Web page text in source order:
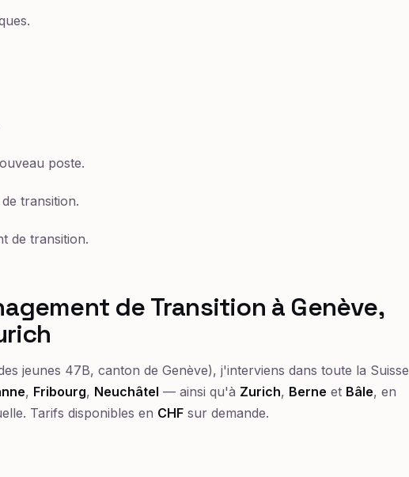
poste.
transition.
de transition.
de Transition à Genève,
jeunes 47B, canton de Genève), j'interviens dans toute la Suisse
, Fribourg, Neuchâtel — ainsi qu'à Zurich, Berne et Bâle, en
Tarifs disponibles en CHF sur demande.